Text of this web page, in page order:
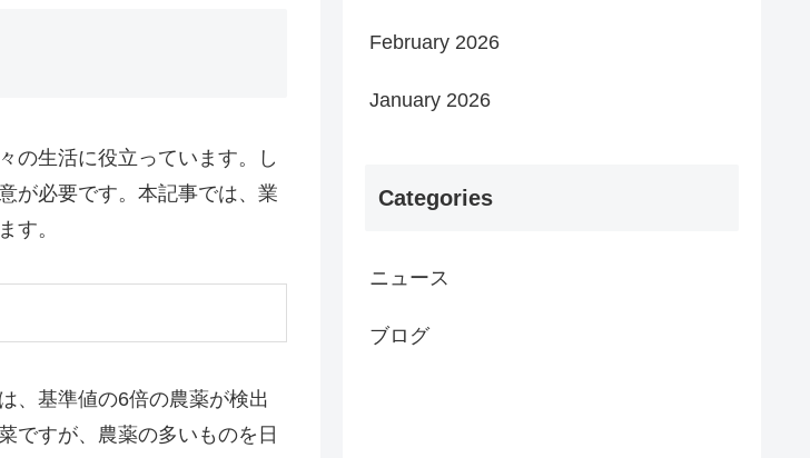
の生活に役立っています。し
が必要です。本記事では、業
す。
、基準値の6倍の農薬が検出
ですが、農薬の多いものを日
February 2026
January 2026
Categories
ニュース
ブログ